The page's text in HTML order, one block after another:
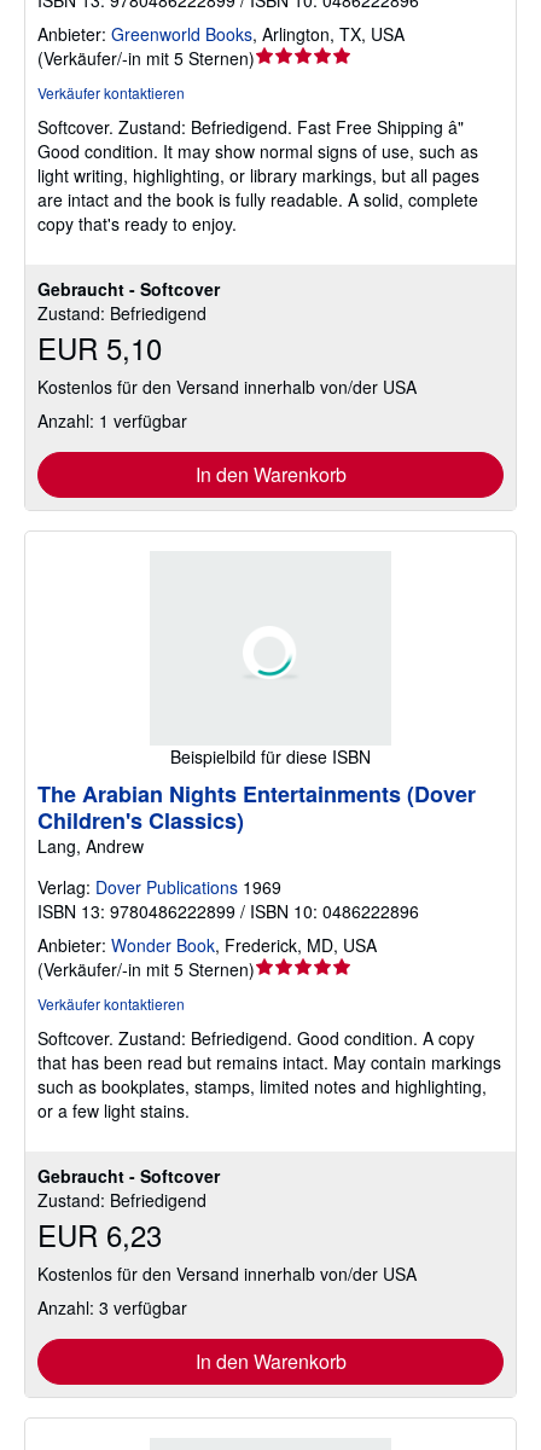
Gebraucht - Softcover
Zustand: Befriedigend
EUR 5,10
Kostenlos für den Versand innerhalb von/der USA
Anzahl: 1 verfügbar
In den Warenkorb
Anbieter: Greenworld Books, Arlington, TX, USA
(Verkäufer/-in mit 5 Sternen)Verkäuferbewertung
5
Sternen
Verkäufer kontaktieren
Softcover. Zustand: Befriedigend. Fast Free Shipping â"
Good condition. It may show normal signs of use, such as
light writing, highlighting, or library markings, but all pages
are intact and the book is fully readable. A solid, complete
copy that's ready to enjoy.
Beispielbild für diese ISBN
Gebraucht - Softcover
Zustand: Befriedigend
EUR 6,23
Kostenlos für den Versand innerhalb von/der USA
Anzahl: 3 verfügbar
In den Warenkorb
The Arabian Nights Entertainments (Dover
Children's Classics)
Lang, Andrew
Verlag: Dover Publications 1969
ISBN 13: 9780486222899 / ISBN 10: 0486222896
Anbieter: Wonder Book, Frederick, MD, USA
(Verkäufer/-in mit 5 Sternen)Verkäuferbewertung
5
Sternen
Verkäufer kontaktieren
Softcover. Zustand: Befriedigend. Good condition. A copy
that has been read but remains intact. May contain markings
such as bookplates, stamps, limited notes and highlighting,
or a few light stains.